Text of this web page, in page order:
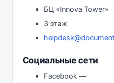
БЦ «Innova Tower»
3 этаж
Социальные сети
Facebook —